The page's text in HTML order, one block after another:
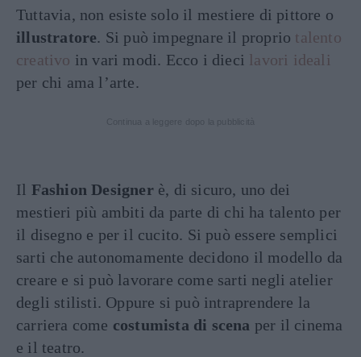
Tuttavia, non esiste solo il mestiere di pittore o
illustratore. Si può impegnare il proprio talento
creativo in vari modi. Ecco i dieci lavori ideali
per chi ama l’arte.
Il Fashion Designerè, di sicuro, uno dei
mestieri più ambiti da parte di chi ha talento per
il disegno e per il cucito. Si può essere semplici
sarti che autonomamente decidono il modello da
creare e si può lavorare come sarti negli atelier
degli stilisti. Oppure si può intraprendere la
carriera come costumista di scena per il cinema
e il teatro.